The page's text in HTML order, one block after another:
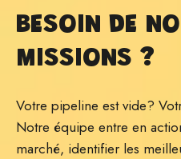
BESOIN DE
MISSIONS ?
Votre pipeline est vide?
Notre équipe entre en
marché, identifier les